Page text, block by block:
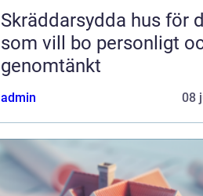
Skräddarsydda hus för
som vill bo personligt
genomtänkt
admin 08